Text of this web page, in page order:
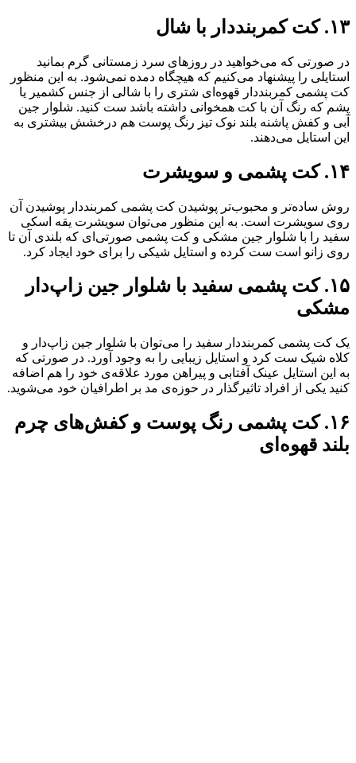
۱۳.‌ کت کمربنددار با شال
در صورتی که می‌خواهید در روزهای سرد زمستانی گرم بمانید
استایلی را پیشنهاد می‌کنیم که هیچگاه دمده نمی‌شود. به این منظور
کت پشمی کمربنددار قهوه‌ای شتری را با شالی از جنس کشمیر یا
پشم که رنگ آن با کت همخوانی داشته باشد ست کنید. شلوار جین
آبی و کفش پاشنه بلند نوک تیز رنگ پوست هم درخشش بیشتری به
این استایل می‌دهند.
۱۴. کت پشمی و سویشرت
روش ساده‌تر و محبوب‌تر پوشیدن کت پشمی کمربنددار پوشیدن آن
روی سویشرت است. به این منظور می‌توان سویشرت‌ یقه اسکی
سفید را با شلوار جین مشکی و کت پشمی صورتی‌ای که بلندی آن تا
روی زانو است ست کرده و استایل شیکی را برای خود ایجاد کرد.
۱۵. کت پشمی سفید با شلوار جین زاپ‌دار
مشکی
یک کت پشمی کمربنددار سفید را می‌توان با شلوار جین زاپ‌دار و
کلاه شیک ست کرد و استایل زیبایی را به وجود آورد. در صورتی که
به این استایل عینک آفتابی و پیراهن مورد علاقه‌ی خود را هم اضافه
کنید یکی از افراد تاثیرگذار در حوزه‌ی مد بر اطرافیان خود می‌شوید.
۱۶.‌ کت پشمی رنگ پوست و کفش‌های چرم
بلند قهوه‌ای